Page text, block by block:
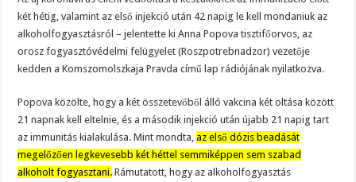
két hétig, valamint az első injekció után 42 napig le kell mondaniuk az
alkoholfogyasztásról – jelentette ki Anna Popova tisztifőorvos, az
orosz fogyasztóvédelmi felügyelet (Roszpotrebnadzor) vezetője
kedden a Komszomolszkaja Pravda című lap rádiójának nyilatkozva.
Popova közölte, hogy a két összetevőből álló vakcina két oltása között
21 napnak kell eltelnie, és a második injekció után újabb 21 napig tart
az immunitás kialakulása. Mint mondta,az első dózis beadását
megelőzően legkevesebb két héttel semmiképpen sem szabad
alkoholt fogyasztani. Rámutatott, hogy az alkoholfogyasztás